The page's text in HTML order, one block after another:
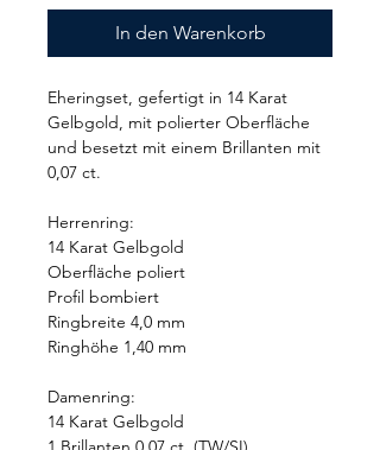
In den Warenkorb
Eheringset, gefertigt in 14 Karat
Gelbgold, mit polierter Oberfläche
und besetzt mit einem Brillanten mit
0,07 ct.
Herrenring:
14 Karat Gelbgold
Oberfläche poliert
Profil bombiert
Ringbreite 4,0 mm
Ringhöhe 1,40 mm
Damenring:
14 Karat Gelbgold